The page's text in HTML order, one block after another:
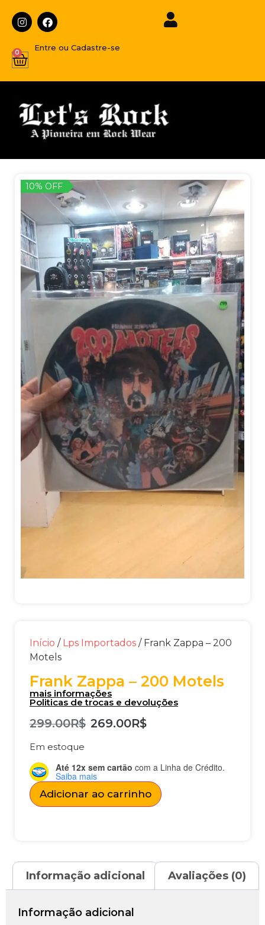
Entre ou Cadastre-se
0
10% OFF
Início / Lps Importados / Frank Zappa – 200
Motels
Frank Zappa – 200 Motels
mais informações
Politicas de trocas e devoluções
299.00R$ 269.00R$
Em estoque
Até 12x sem cartão com a Linha de Crédito.
Saiba mais
Adicionar ao carrinho
Informação adicional Avaliações (0)
Informação adicional